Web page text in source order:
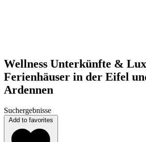
Wellness Unterkünfte &
Ferienhäuser in der Eifel
Ardennen
Suchergebnisse
Add to favorites